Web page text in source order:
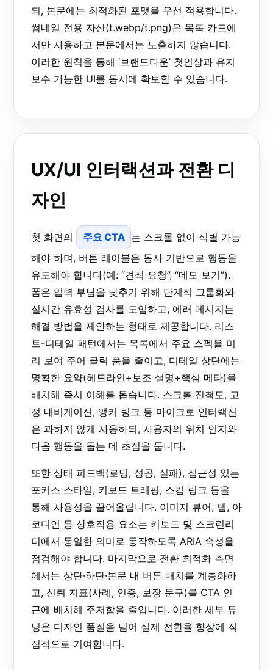
되, 본문에는 최적화된 포맷을 우선 적용합니다.
썸네일 전용 자산(t.webp/t.png)은 목록 카드에
서만 사용하고 본문에서는 노출하지 않습니다.
이러한 원칙을 통해 ‘브랜드다운’ 첫인상과 유지
보수 가능한 UI를 동시에 확보할 수 있습니다.
UX/UI 인터랙션과 전환 디
자인
첫 화면의 주요 CTA 는 스크롤 없이 식별 가능
해야 하며, 버튼 레이블은 동사 기반으로 행동을
유도해야 합니다(예: “견적 요청”, “데모 보기”).
폼은 입력 부담을 낮추기 위해 단계적 그룹화와
실시간 유효성 검사를 도입하고, 에러 메시지는
해결 방법을 제안하는 형태로 제공합니다. 리스
트-디테일 패턴에서는 목록에서 주요 스펙을 미
리 보여 주어 클릭 품을 줄이고, 디테일 상단에는
명확한 요약(헤드라인+보조 설명+핵심 메타)을
배치해 즉시 이해를 돕습니다. 스크롤 진척도, 고
정 내비게이션, 앵커 링크 등 마이크로 인터랙션
은 과하지 않게 사용하되, 사용자의 위치 인지와
다음 행동을 돕는 데 초점을 둡니다.
또한 상태 피드백(로딩, 성공, 실패), 접근성 있는
포커스 스타일, 키보드 트래핑, 스킵 링크 등을
통해 사용성을 끌어올립니다. 이미지 뷰어, 탭, 아
코디언 등 상호작용 요소는 키보드 및 스크린리
더에서 동일한 의미로 동작하도록 ARIA 속성을
점검해야 합니다. 마지막으로 전환 최적화 측면
에서는 상단·하단·본문 내 버튼 배치를 계층화하
고, 신뢰 지표(사례, 인증, 보장 문구)를 CTA 인
근에 배치해 주저함을 줄입니다. 이러한 세부 튜
닝은 디자인 품질을 넘어 실제 전환율 향상에 직
접적으로 기여합니다.